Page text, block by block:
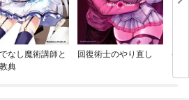
なし魔術講師と
典
回復術士のやり直し ケ